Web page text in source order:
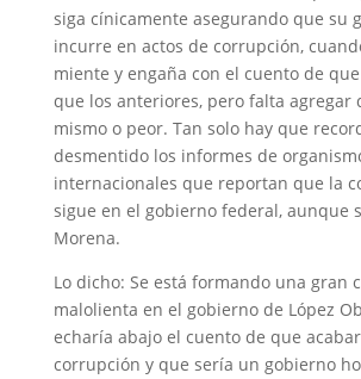
siga cínicamente asegurando que su
incurre en actos de corrupción,
miente y engaña con el cuento de
que los anteriores, pero falta agregar
mismo o peor. Tan solo hay que
desmentido los informes de
internacionales que reportan que la
sigue en el gobierno federal, aunque
Morena.
Lo dicho: Se está formando una gran
malolienta en el gobierno de López
echaría abajo el cuento de que
corrupción y que sería un gobierno